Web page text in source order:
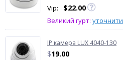
Vip: $22.00
Великий гурт: уточнити
IP камера LUX 4040-130
$19.00